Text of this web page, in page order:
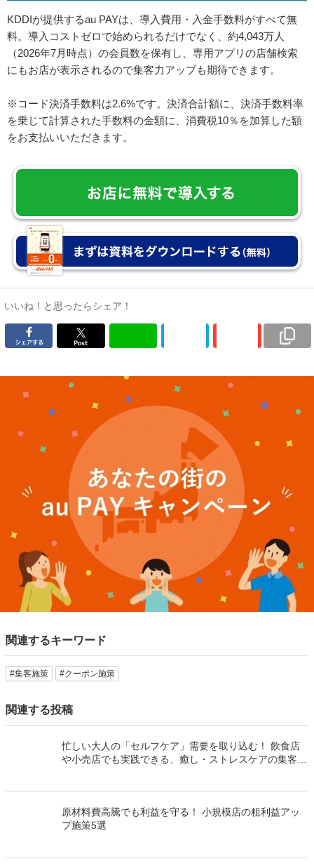
KDDIが提供するau PAYは、導入費用・入金手数料がすべて無
料。導入コストゼロで始められるだけでなく、約4,043万人
（2026年7月時点）の会員数を保有し、専用アプリの店舗検索
にもお店が表示されるので集客力アップも期待できます。
※コード決済手数料は2.6%です。決済合計額に、決済手数料率
を乗じて計算された手数料の金額に、消費税10％を加算した額
をお支払いいただきます。
いいね！と思ったらシェア！
関連するキーワード
#集客施策 #クーポン施策
関連する投稿
忙しい大人の「セルフケア」需要を取り込む！ 飲食店
や小売店でも実践できる、癒し・ストレスケアの集客ア
原材料費高騰でも利益を守る！ 小規模店の粗利益アッ
プ施策5選